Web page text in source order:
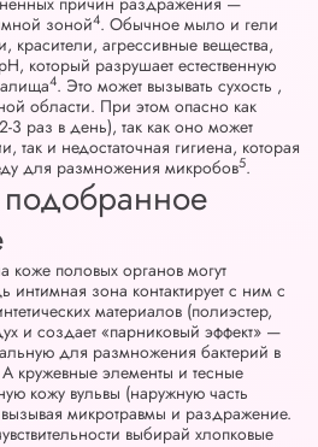
зоной4. Обычное мыло и гели
агрессивные вещества,
который разрушает естественную
4. Это может вызывать сухость ,
области. При этом опасно как
3 раз в день), так как оно может
так и недостаточная гигиена, которая
для размножения микробов5.
коже половых органов могут
интимная зона контактирует с ним с
материалов (полиэстер,
и создает «парниковый эффект» —
для размножения бактерий в
кружевные элементы и тесные
кожу вульвы (наружную часть
микротравмы и раздражение.
выбирай хлопковые